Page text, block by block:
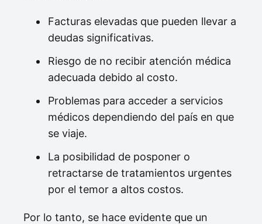
Facturas elevadas que pueden llevar a
deudas significativas.
Riesgo de no recibir atención médica
adecuada debido al costo.
Problemas para acceder a servicios
médicos dependiendo del país en que
se viaje.
La posibilidad de posponer o
retractarse de tratamientos urgentes
por el temor a altos costos.
Por lo tanto, se hace evidente que un